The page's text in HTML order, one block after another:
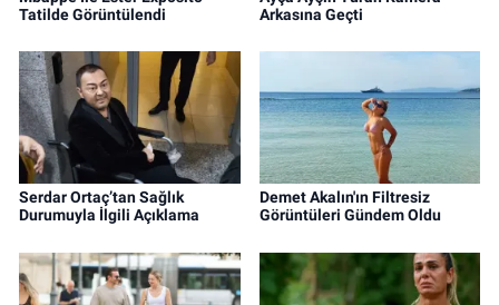
Tatilde Görüntülendi
Arkasına Geçti
Serdar Ortaç’tan Sağlık
Durumuyla İlgili Açıklama
Demet Akalın'ın Filtresiz
Görüntüleri Gündem Oldu